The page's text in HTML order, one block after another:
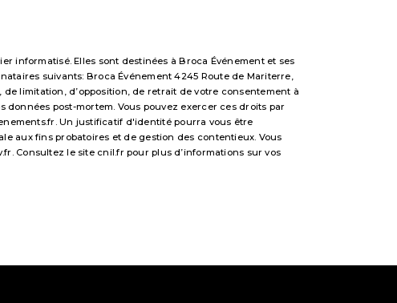
informatisé. Elles sont destinées à Broca Événement et ses
suivants: Broca Événement 4245 Route de Mariterre,
limitation, d’opposition, de retrait de votre consentement à
post-mortem. Vous pouvez exercer ces droits par
Un justificatif d'identité pourra vous être
aux fins probatoires et de gestion des contentieux. Vous
. Consultez le site cnil.fr pour plus d’informations sur vos